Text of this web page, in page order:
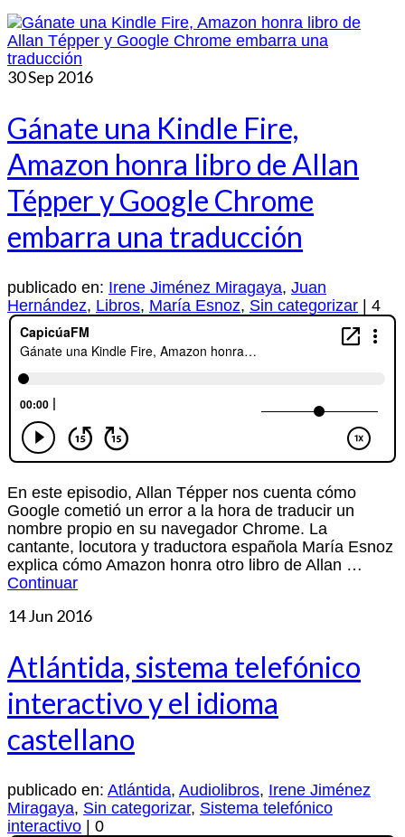
30Sep 2016
Gánate una Kindle Fire,
Amazon honra libro de Allan
Tépper y Google Chrome
embarra una traducción
publicado en: Irene Jiménez Miragaya, Juan
Hernández, Libros, María Esnoz, Sin categorizar 4
En este episodio, Allan Tépper nos cuenta cómo
Google cometió un error a la hora de traducir un
nombre propio en su navegador Chrome. La
cantante, locutora y traductora española María Esnoz
explica cómo Amazon honra otro libro de Allan …
Continuar
14Jun 2016
Atlántida, sistema telefónico
interactivo y el idioma
castellano
publicado en: Atlántida, Audiolibros, Irene Jiménez
Miragaya, Sin categorizar, Sistema telefónico
interactivo
0